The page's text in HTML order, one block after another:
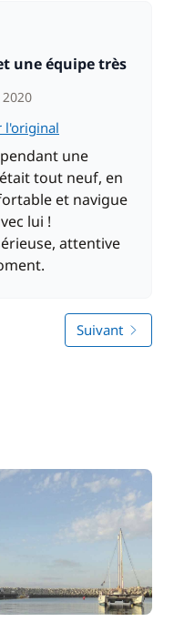
l'original
une
tout neuf, en
et navigue
lui !
attentive
Suivant